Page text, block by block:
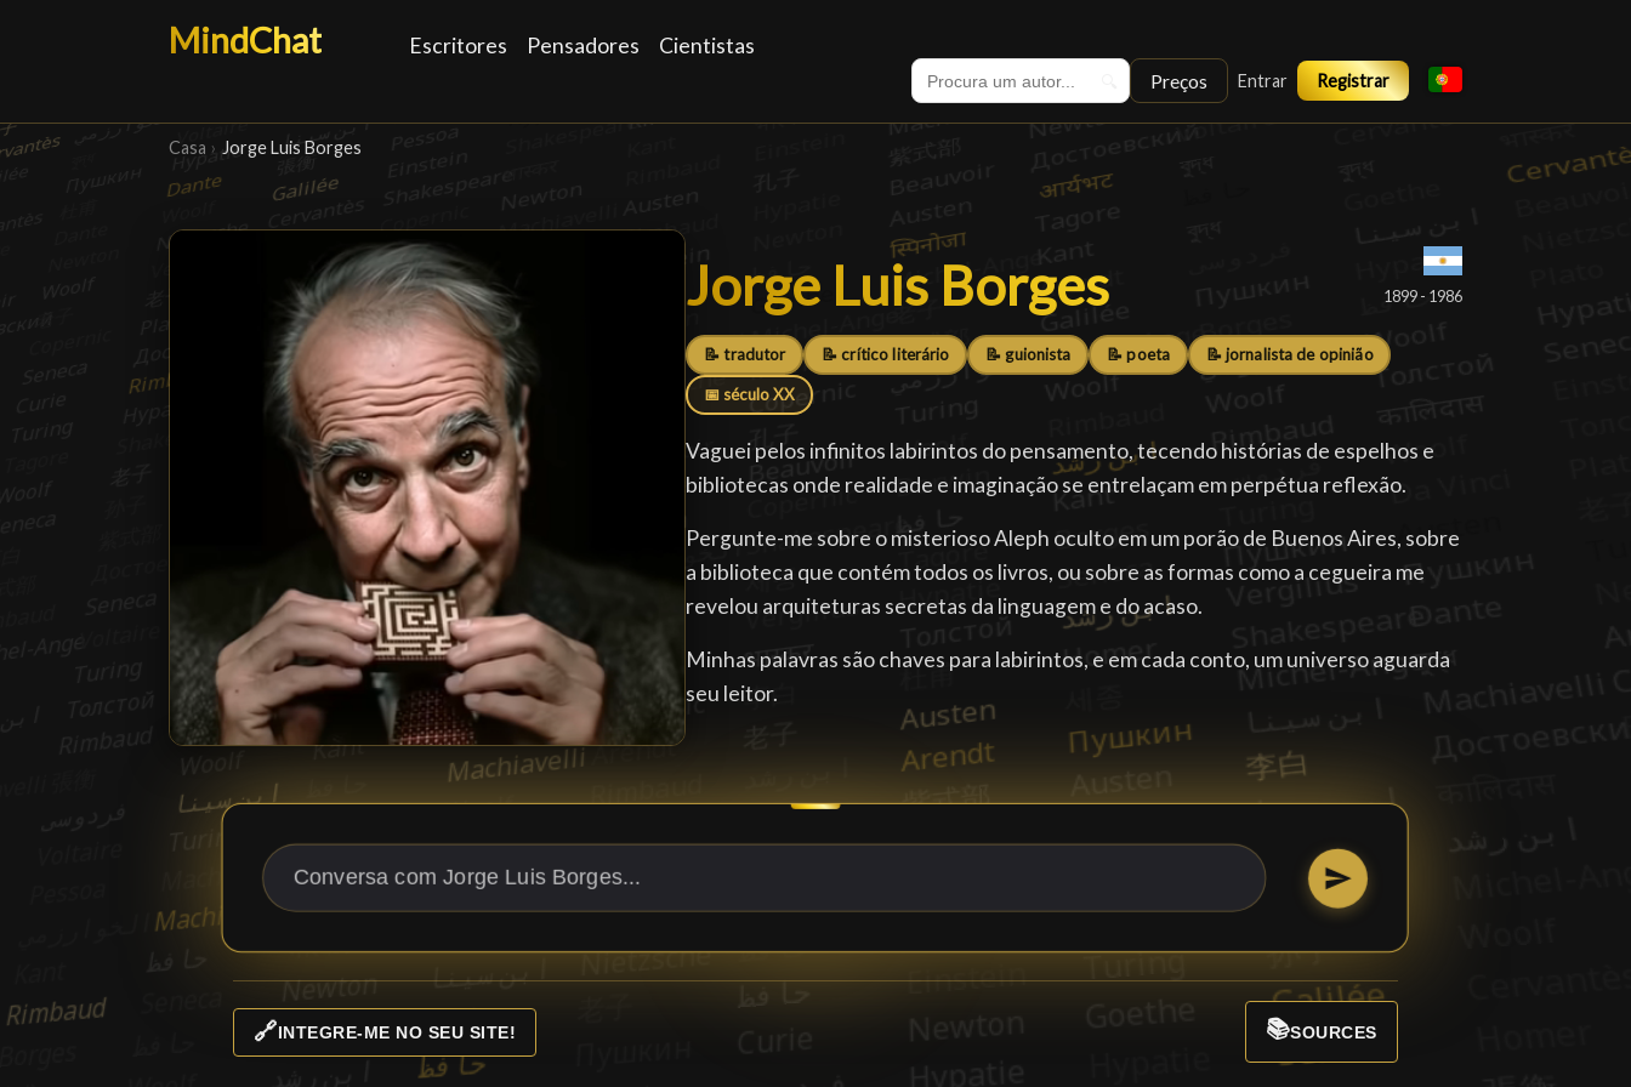
MindChat Escritores Pensadores Cientistas
Preços Entrar Registrar
Casa › Jorge Luis Borges
Jorge Luis Borges
Jorge Luis Borges 1899 - 1986
📝 tradutor 📝 crítico literário 📝 guionista 📝 poeta 📝 jornalista de opinião
📅 século XX
Vaguei pelos infinitos labirintos do pensamento, tecendo histórias de espelhos e
bibliotecas onde realidade e imaginação se entrelaçam em perpétua reflexão.
Pergunte-me sobre o misterioso Aleph oculto em um porão de Buenos Aires, sobre
a biblioteca que contém todos os livros, ou sobre as formas como a cegueira me
revelou arquiteturas secretas da linguagem e do acaso.
Minhas palavras são chaves para labirintos, e em cada conto, um universo aguarda
seu leitor.
🔗INTEGRE-ME NO SEU SITE! 📚SOURCES